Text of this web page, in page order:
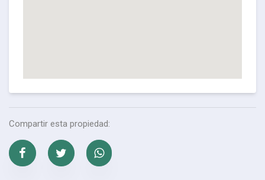
Compartir esta propiedad: